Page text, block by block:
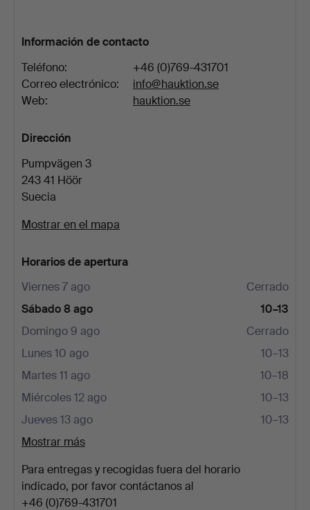
Información de contacto
Teléfono:
+46 (0)769-431701
Correo electrónico:
info@hauktion.se
Web:
hauktion.se
Dirección
Pumpvägen 3
243 41 Höör
Suecia
Mostrar en el mapa
Horarios de apertura
Viernes 7 ago
Cerrado
Sábado 8 ago
10–13
Domingo 9 ago
Cerrado
Lunes 10 ago
10–13
Martes 11 ago
10–18
Miércoles 12 ago
10–13
Jueves 13 ago
10–13
Mostrar más
Para entregas y recogidas fuera del horario
indicado, por favor contáctanos al
+46 (0)769-431701